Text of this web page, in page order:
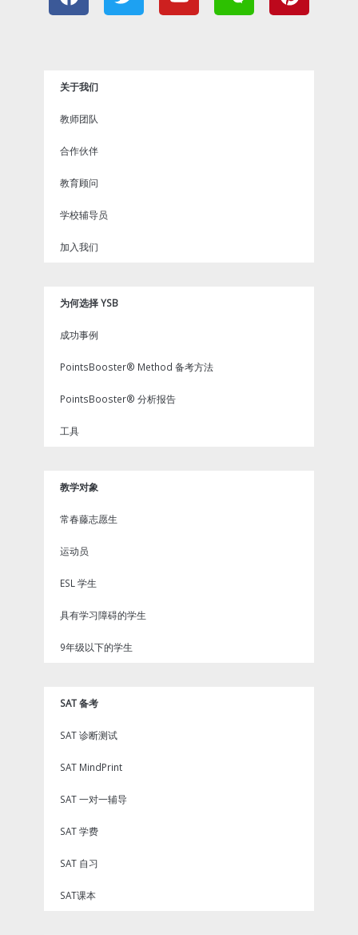
c
o
k
i u i n
关于我们
教师团队
合作伙伴
教育顾问
学校辅导员
加入我们
为何选择 YSB
成功事例
PointsBooster® Method 备考方法
PointsBooster® 分析报告
工具
教学对象
常春藤志愿生
运动员
ESL 学生
具有学习障碍的学生
9年级以下的学生
SAT 备考
SAT 诊断测试
SAT MindPrint
SAT 一对一辅导
SAT 学费
SAT 自习
SAT课本